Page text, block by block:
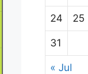
24 25
31
« Jul